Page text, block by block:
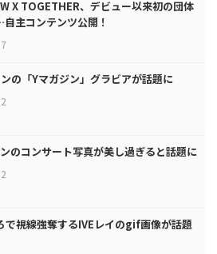
X TOGETHER、デビュー以来初の団体
主コンテンツ公開！
の「Yマガジン」グラビアが話題に
のコンサート写真が美し過ぎると話題に
で視線強奪するIVEレイのgif画像が話題